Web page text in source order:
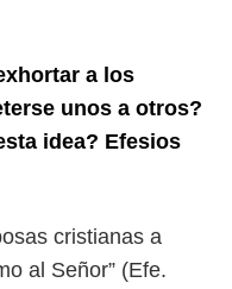
a los
unos a otros?
idea? Efesios
cristianas a
al Señor” (Efe.